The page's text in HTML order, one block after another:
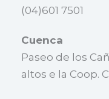
(04)601 7501
Cuenca
Paseo de los
altos e la Coop.